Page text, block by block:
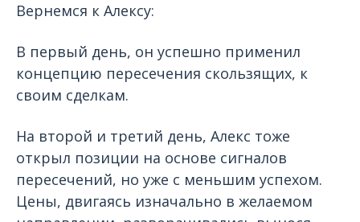
Вернемся к Алексу:
В первый день, он успешно применил
концепцию пересечения скользящих, к
своим сделкам.
На второй и третий день, Алекс тоже
открыл позиции на основе сигналов
пересечений, но уже с меньшим успехом.
Цены, двигаясь изначально в желаемом